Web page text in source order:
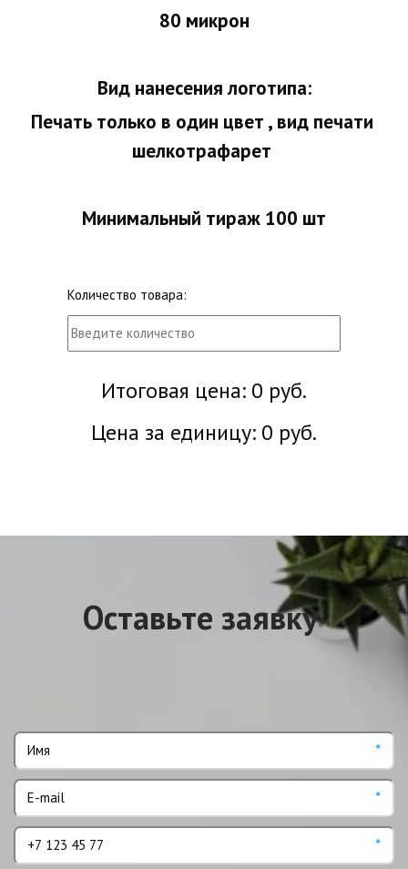
80 микрон
Вид нанесения логотипа:
Печать только в один цвет , вид печати
шелкотрафарет
Минимальный тираж 100 шт
Количество товара:
Итоговая цена: 0 руб.
Цена за единицу: 0 руб.
Оставьте заявку
*
*
*